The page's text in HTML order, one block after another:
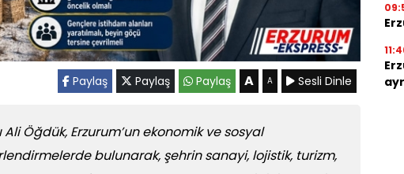
Paylaş Paylaş Paylaş A A Sesli Dinle
Ali Öğdük, Erzurum’un ekonomik ve sosyal
bulunarak, şehrin sanayi, lojistik, turizm,